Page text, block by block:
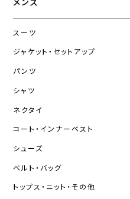
メンズ
スーツ
ジャケット・セットアップ
パンツ
シャツ
ネクタイ
コート・インナーベスト
シューズ
ベルト・バッグ
トップス・ニット・その他